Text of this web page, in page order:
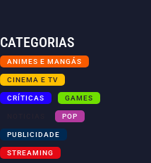
CATEGORIAS
ANIMES E MANGÁS
CINEMA E TV
CRÍTICAS GAMES
POP
PUBLICIDADE
STREAMING